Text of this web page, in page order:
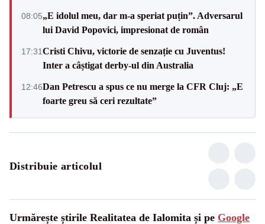
08:05„E idolul meu, dar m-a speriat puțin”. Adversarul
lui David Popovici, impresionat de român
17:31Cristi Chivu, victorie de senzație cu Juventus!
Inter a câștigat derby-ul din Australia
12:46Dan Petrescu a spus ce nu merge la CFR Cluj: „E
foarte greu să ceri rezultate”
Distribuie articolul
Urmărește știrile Realitatea de Ialomita și pe Google